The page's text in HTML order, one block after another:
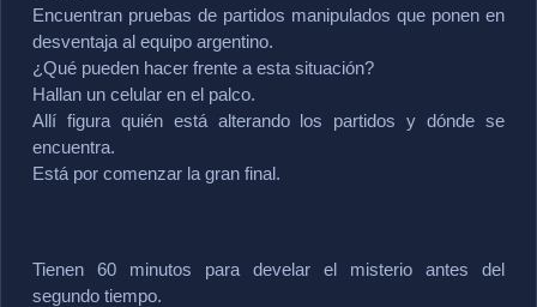
Encuentran pruebas de partidos manipulados que ponen en
desventaja al equipo argentino.
¿Qué pueden hacer frente a esta situación?
Hallan un celular en el palco.
Allí figura quién está alterando los partidos y dónde se
encuentra.
Está por comenzar la gran final.
Tienen 60 minutos para develar el misterio antes del
segundo tiempo.